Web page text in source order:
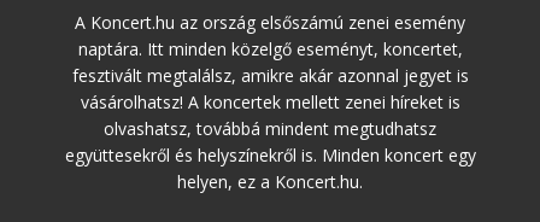
A Koncert.hu az ország elsőszámú zenei esemény
naptára. Itt minden közelgő eseményt, koncertet,
fesztivált megtalálsz, amikre akár azonnal jegyet is
vásárolhatsz! A koncertek mellett zenei híreket is
olvashatsz, továbbá mindent megtudhatsz
együttesekről és helyszínekről is. Minden koncert egy
helyen, ez a Koncert.hu.